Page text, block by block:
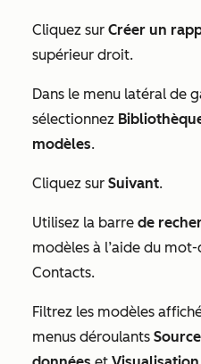
Cliquez sur Créer un
supérieur droit.
Dans le menu latéral de
sélectionnez
modèles.
Cliquez sur Suivant.
Utilisez la barre de
modèles à l’aide du
Contacts.
Filtrez les modèles
menus déroulants